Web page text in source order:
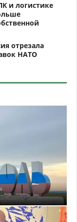
и логистике
отрезала
НАТО